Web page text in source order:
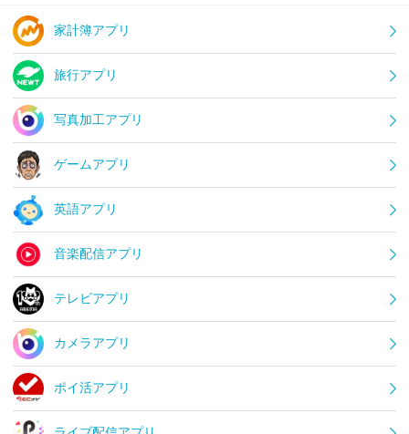
家計簿アプリ
旅行アプリ
写真加工アプリ
ゲームアプリ
英語アプリ
音楽配信アプリ
テレビアプリ
カメラアプリ
ポイ活アプリ